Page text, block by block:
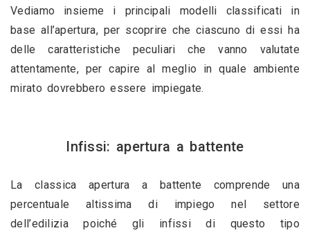
Vediamo insieme i principali modelli classificati in
base all’apertura, per scoprire che ciascuno di essi ha
delle caratteristiche peculiari che vanno valutate
attentamente, per capire al meglio in quale ambiente
mirato dovrebbero essere impiegate.
Infissi: apertura a battente
La classica apertura a battente comprende una
percentuale altissima di impiego nel settore
dell’edilizia poiché gli infissi di questo tipo